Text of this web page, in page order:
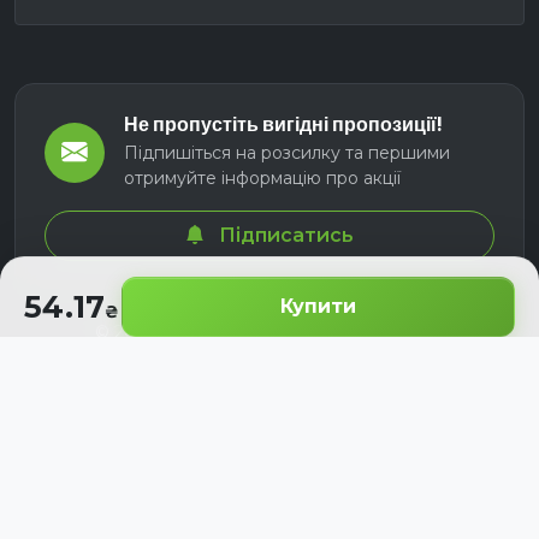
54.17 Купити
Не пропустіть вигідні пропозиції!
Підпишіться на розсилку та першими
отримуйте інформацію про акції
Підписатись
© 2026 СЕЛМ АГРО. Всі права захищені.